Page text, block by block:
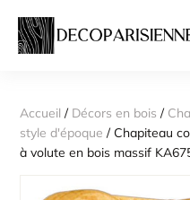
Accueil / Décors en bois /
style d'époque / Chapiteau
à volute en bois massif